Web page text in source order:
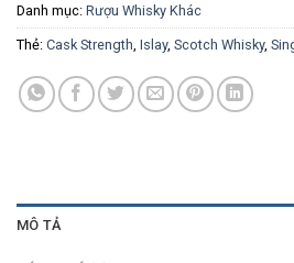
Danh mục: Rượu Whisky Khác
Thẻ: Cask Strength Islay, Scotch Whisky,
MÔ TẢ